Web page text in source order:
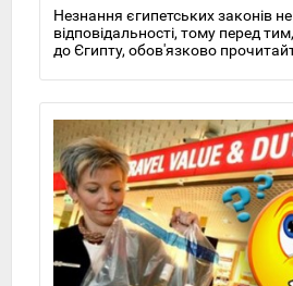
Незнання єгипетських законів
відповідальності, тому перед
до Єгипту, обов'язково
дізнайтеся, за що можна
на в'їзд до цієї країни.